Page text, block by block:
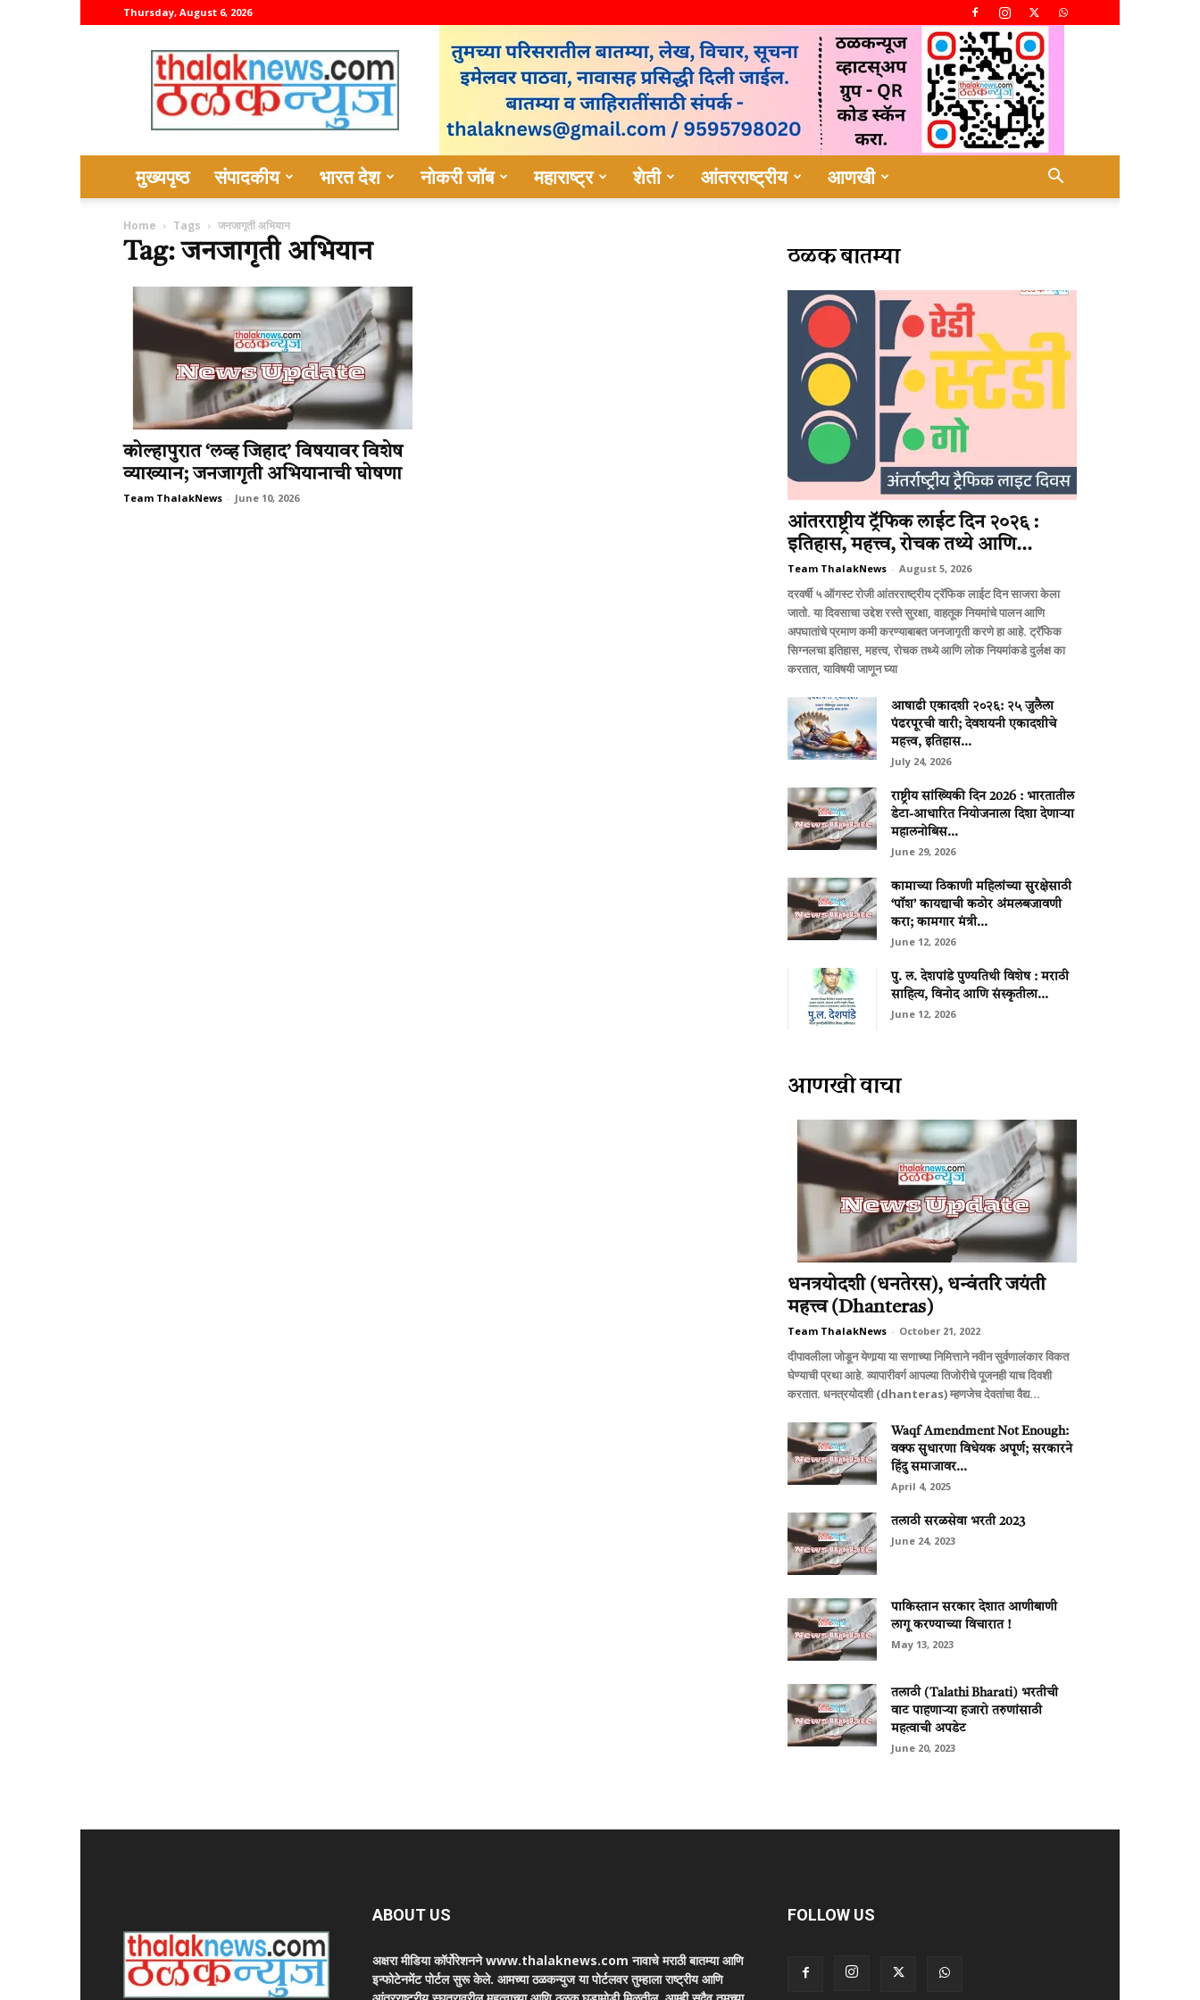
Thursday, August 6, 2026
thalaknews
मुख्यपृष्ठ संपादकीय भारत देश नोकरी जॉब महाराष्ट्र शेती आंतरराष्ट्रीय आणखी
Home Tags जनजागृती अभियान
Tag: जनजागृती अभियान
कोल्हापुरात ‘लव्ह जिहाद’ विषयावर विशेष
व्याख्यान; जनजागृती अभियानाची घोषणा
Team ThalakNews - June 10, 2026
ठळक बातम्या
आंतरराष्ट्रीय ट्रॅफिक लाईट दिन २०२६ :
इतिहास, महत्त्व, रोचक तथ्ये आणि...
Team ThalakNews - August 5, 2026
दरवर्षी ५ ऑगस्ट रोजी आंतरराष्ट्रीय ट्रॅफिक लाईट दिन साजरा केला
जातो. या दिवसाचा उद्देश रस्ते सुरक्षा, वाहतूक नियमांचे पालन आणि
अपघातांचे प्रमाण कमी करण्याबाबत जनजागृती करणे हा आहे. ट्रॅफिक
सिग्नलचा इतिहास, महत्त्व, रोचक तथ्ये आणि लोक नियमांकडे दुर्लक्ष का
करतात, याविषयी जाणून घ्या
आषाढी एकादशी २०२६: २५ जुलैला
पंढरपूरची वारी; देवशयनी एकादशीचे
महत्त्व, इतिहास...
July 24, 2026
राष्ट्रीय सांख्यिकी दिन 2026 : भारतातील
डेटा-आधारित नियोजनाला दिशा देणाऱ्या
महालनोबिस...
June 29, 2026
कामाच्या ठिकाणी महिलांच्या सुरक्षेसाठी
‘पॉश’ कायद्याची कठोर अंमलबजावणी
करा; कामगार मंत्री...
June 12, 2026
पु. ल. देशपांडे पुण्यतिथी विशेष : मराठी
साहित्य, विनोद आणि संस्कृतीला...
June 12, 2026
आणखी वाचा
धनत्रयोदशी (धनतेरस), धन्वंतरि जयंती
महत्त्व (Dhanteras)
Team ThalakNews - October 21, 2022
दीपावलीला जोडून येणार्‍या या सणाच्या निमित्ताने नवीन सुर्वणालंकार विकत
घेण्याची प्रथा आहे. व्यापारीवर्ग आपल्या तिजोरीचे पूजनही याच दिवशी
करतात. धनत्रयोदशी (dhanteras) म्हणजेच देवतांचा वैद्य...
Waqf Amendment Not Enough:
वक्फ सुधारणा विधेयक अपूर्ण; सरकारने
हिंदु समाजावर...
April 4, 2025
तलाठी सरळसेवा भरती 2023
June 24, 2023
पाकिस्तान सरकार देशात आणीबाणी
लागू करण्याच्या विचारात !
May 13, 2023
तलाठी (Talathi Bharati) भरतीची
वाट पाहणाऱ्या हजारो तरुणांसाठी
महत्वाची अपडेट
June 20, 2023
ABOUT US
अक्षरा मीडिया कॉर्पोरेशनने www.thalaknews.com नावाचे मराठी बातम्या आणि
इन्फोटेनमेंट पोर्टल सुरू केले. आमच्या ठळकन्युज या पोर्टलवर तुम्हाला राष्ट्रीय आणि
FOLLOW US